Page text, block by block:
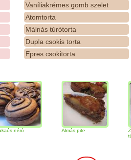
Vaníliakrémes gomb szelet
Atomtorta
Málnás túrótorta
Dupla csokis torta
Epres csokitorta
Zabpelyhes
túrógombóc